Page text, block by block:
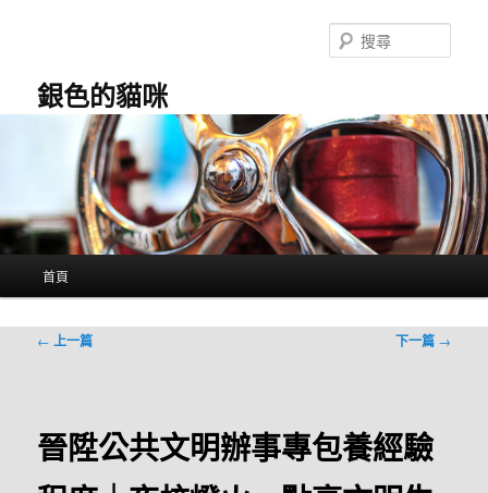
銀色的貓咪
尋
首頁
文
← 上一篇 下一篇 →
晉陞公共文明辦事專包養經驗